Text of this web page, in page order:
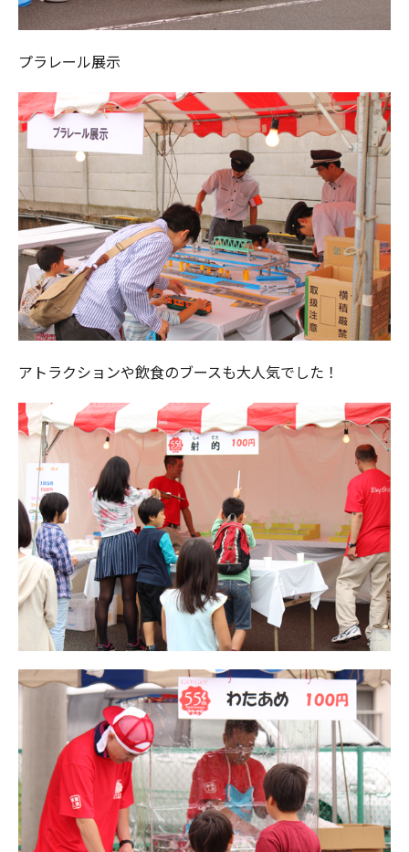
プラレール展示
アトラクションや飲食のブースも大人気でした！